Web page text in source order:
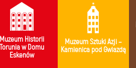
Muzeum Historii
Torunia w Domu
Eskenów
Muzeum Sztuki Azji –
Kamienica pod Gwiazdą